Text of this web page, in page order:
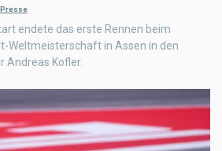
endete das erste Rennen beim
Weltmeisterschaft in Assen in den
Andreas Kofler.